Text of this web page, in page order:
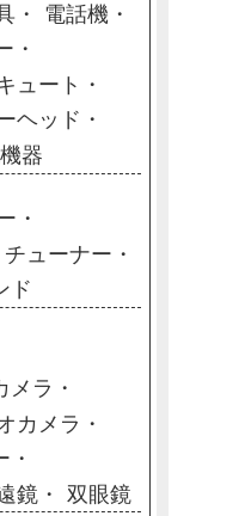
電話機
ュート
ヘッド
器
チューナー
ド
メラ
カメラ
鏡 双眼鏡